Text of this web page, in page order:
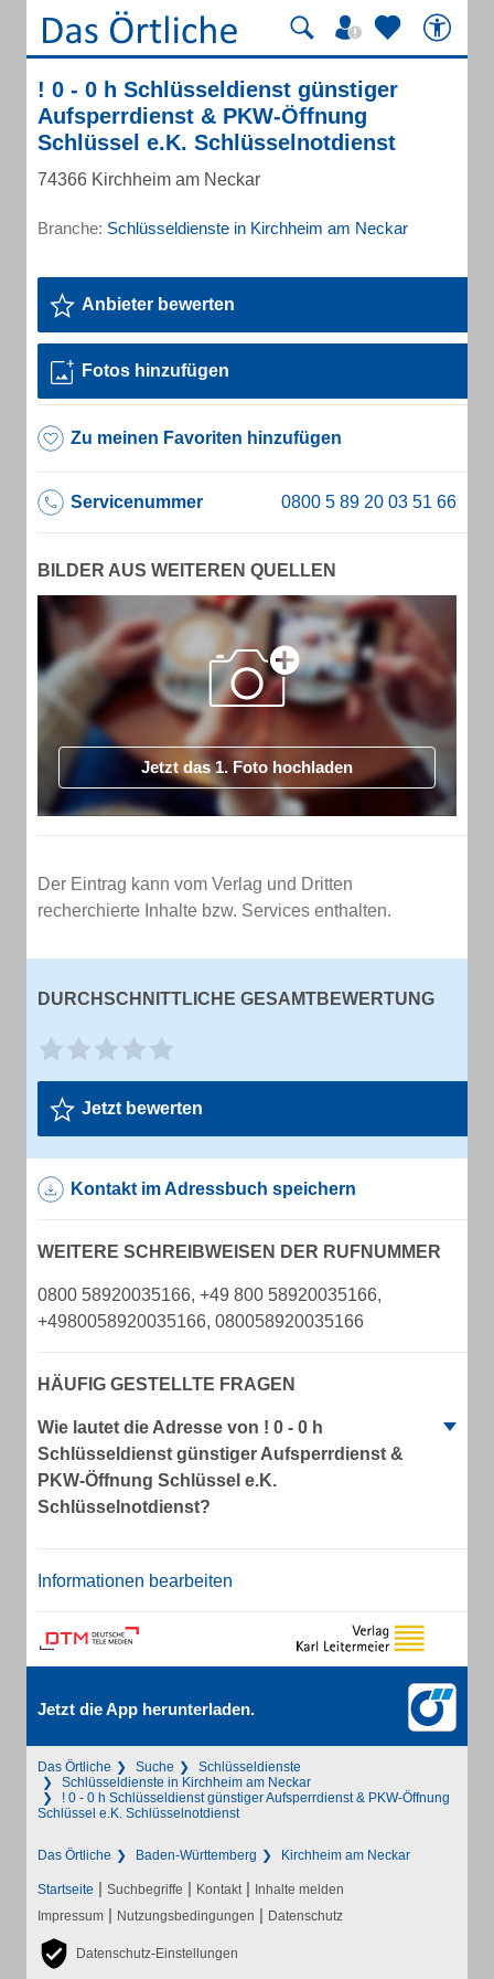
! 0 - 0 h Schlüsseldienst günstiger
Aufsperrdienst & PKW-Öffnung
Schlüssel e.K. Schlüsselnotdienst
74366 Kirchheim am Neckar
Branche: Schlüsseldienste in Kirchheim am Neckar
Anbieter bewerten
Fotos hinzufügen
Zu meinen Favoriten hinzufügen
Servicenummer
BILDER AUS WEITEREN QUELLEN
Jetzt das 1. Foto hochladen
Der Eintrag kann vom Verlag und Dritten
recherchierte Inhalte bzw. Services enthalten.
DURCHSCHNITTLICHE GESAMTBEWERTUNG
Jetzt bewerten
Kontakt im Adressbuch speichern
WEITERE SCHREIBWEISEN DER RUFNUMMER
0800 58920035166, +49 800 58920035166,
+4980058920035166, 080058920035166
HÄUFIG GESTELLTE FRAGEN
Wie lautet die Adresse von ! 0 - 0 h
Schlüsseldienst günstiger Aufsperrdienst &
PKW-Öffnung Schlüssel e.K.
Schlüsselnotdienst?
Informationen bearbeiten
Jetzt die App herunterladen.
Das Örtliche Suche
Schlüsseldienste
Schlüsseldienste in Kirchheim am Neckar
! 0 - 0 h Schlüsseldienst günstiger Aufsperrdienst & PKW-Öffnung
Schlüssel e.K. Schlüsselnotdienst
Das Örtliche Baden-Württemberg Kirchheim am Neckar
Startseite | Suchbegriffe | Kontakt | Inhalte melden
Impressum | Nutzungsbedingungen | Datenschutz
Datenschutz-Einstellungen